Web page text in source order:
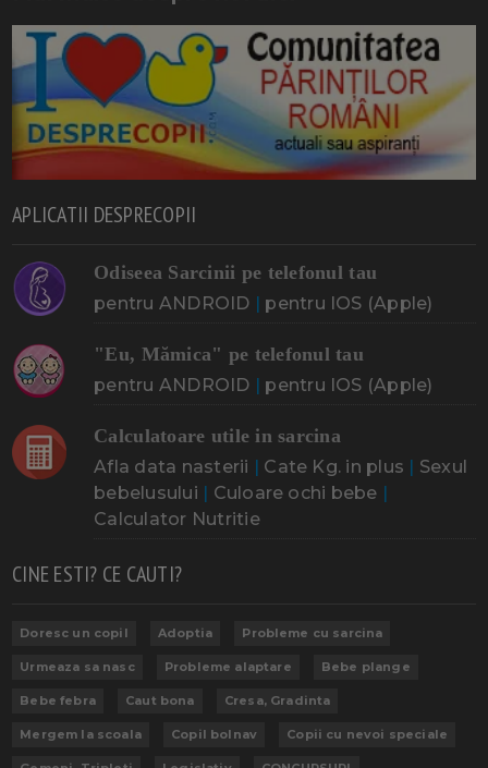
APLICATII DESPRECOPII
Odiseea Sarcinii pe telefonul tau
pentru ANDROID | pentru IOS (Apple)
"Eu, Mămica" pe telefonul tau
pentru ANDROID | pentru IOS (Apple)
Calculatoare utile in sarcina
Afla data nasterii | Cate Kg. in plus | Sexul
bebelusului | Culoare ochi bebe |
Calculator Nutritie
CINE ESTI? CE CAUTI?
Doresc un copil Adoptia Probleme cu sarcina
Urmeaza sa nasc Probleme alaptare Bebe plange
Bebe febra Caut bona Cresa, Gradinta
Mergem la scoala Copil bolnav Copii cu nevoi speciale